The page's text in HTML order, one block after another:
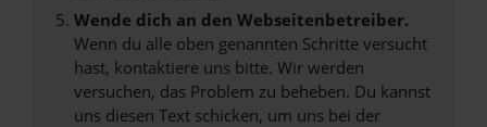
Wende dich an den Webseitenbetreiber.
Wenn du alle oben genannten Schritte versucht
hast, kontaktiere uns bitte. Wir werden
versuchen, das Problem zu beheben. Du kannst
uns diesen Text schicken, um uns bei der